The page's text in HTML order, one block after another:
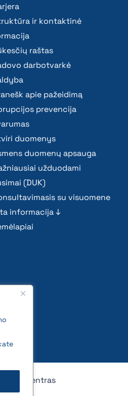
ir kontaktinė
raštas
darbotvarkė
apie pažeidimą
prevencija
duomenys
duomenų apsauga
užduodami
(DUK)
su visuomene
informacija ↓
centras